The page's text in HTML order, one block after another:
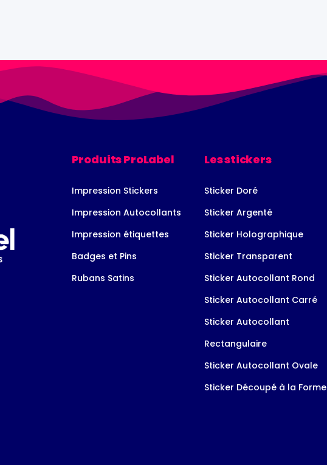
Produits ProLabel
Impression Stickers
Impression Autocollants
Impression étiquettes
Badges et Pins
Rubans Satins
Les stickers
Sticker Doré
Sticker Argenté
Sticker Holographique
Sticker Transparent
Sticker Autocollant Rond
Sticker Autocollant Carré
Sticker Autocollant
Rectangulaire
Sticker Autocollant Ovale
Sticker Découpé à la Forme